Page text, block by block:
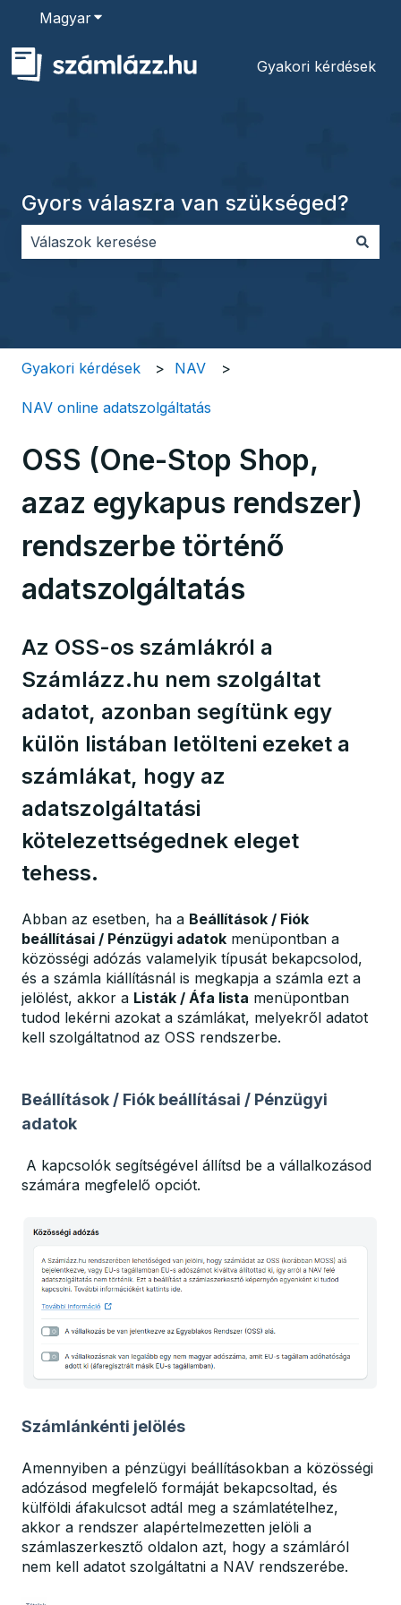
MagyarAlmenü megjelenítése fordításokhoz
Gyakori kérdések
Gyors válaszra van szükséged?
Gyakori kérdések NAV
NAV online adatszolgáltatás
OSS (One-Stop Shop,
azaz egykapus rendszer)
rendszerbe történő
adatszolgáltatás
Az OSS-os számlákról a
Számlázz.hu nem szolgáltat
adatot, azonban segítünk egy
külön listában letölteni ezeket a
számlákat, hogy az
adatszolgáltatási
kötelezettségednek eleget
tehess.
Abban az esetben, ha a Beállítások / Fiók
beállításai / Pénzügyi adatok menüpontban a
közösségi adózás valamelyik típusát bekapcsolod,
és a számla kiállításnál is megkapja a számla ezt a
jelölést, akkor a Listák / Áfa lista menüpontban
tudod lekérni azokat a számlákat, melyekről adatot
kell szolgáltatnod az OSS rendszerbe.
Beállítások / Fiók beállításai / Pénzügyi
adatok
A kapcsolók segítségével állítsd be a vállalkozásod
számára megfelelő opciót.
Számlánkénti jelölés
Amennyiben a pénzügyi beállításokban a közösségi
adózásod megfelelő formáját bekapcsoltad, és
külföldi áfakulcsot adtál meg a számlatételhez,
akkor a rendszer alapértelmezetten jelöli a
számlaszerkesztő oldalon azt, hogy a számláról
nem kell adatot szolgáltatni a NAV rendszerébe.